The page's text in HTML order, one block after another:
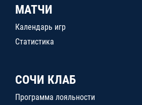
МАТЧИ
Календарь игр
Статистика
СОЧИ КЛАБ
Программа лояльности